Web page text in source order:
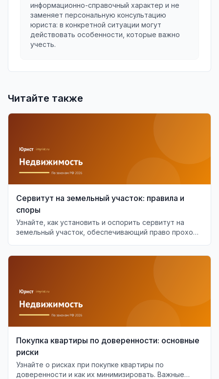
информационно-справочный характер и не
заменяет персональную консультацию
юриста: в конкретной ситуации могут
действовать особенности, которые важно
учесть.
Читайте также
Сервитут на земельный участок: правила и
споры
Узнайте, как установить и оспорить сервитут на
земельный участок, обеспечивающий право прохода
Покупка квартиры по доверенности: основные
риски
Узнайте о рисках при покупке квартиры по
доверенности и как их минимизировать. Важные